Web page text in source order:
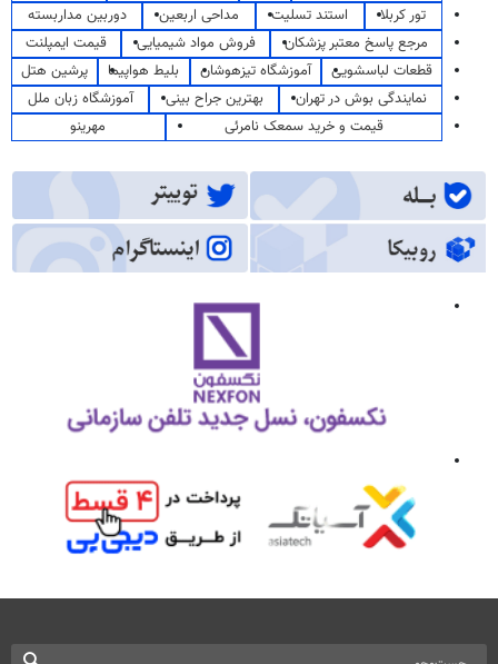
تور کربلا
استند تسلیت مداحی اربعین
دوربین مداربسته
مرجع پاسخ معتبر پزشکان
فروش مواد شیمیایی
قیمت ایمپلنت
قطعات لباسشویی
آموزشگاه تیزهوشان بلیط هواپیما
پرشین هتل
نمایندگی بوش در تهران
بهترین جراح بینی
آموزشگاه زبان ملل
قیمت و خرید سمعک نامرئی
مهرینو